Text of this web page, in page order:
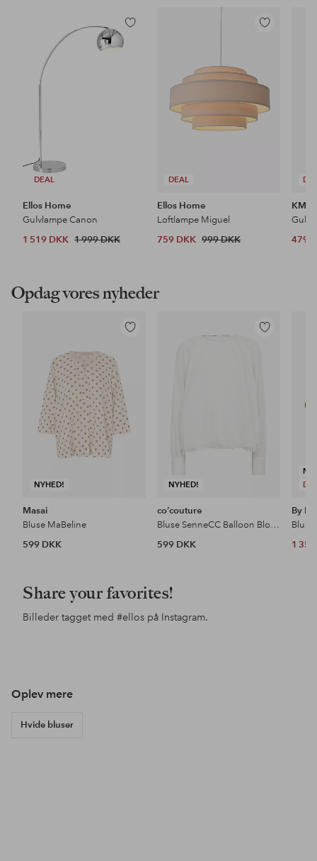
DEAL
Tilføj
til
Ellos Home
Gulvlampe Canon
1 519 DKK 1 999 DKK
DEAL
Tilføj
Ellos Home
Loftlampe Miguel
759 DKK 999 DKK
KM
479
Opdag vores nyheder
NYHED!
Tilføj
Masai
Bluse MaBeline
599 DKK
NYHED!
Tilføj
co’couture
Bluse SenneCC Balloon Blouse
599 DKK
By
1
Share your favorites!
Billeder tagget med #ellos på Instagram.
Oplev mere
Hvide bluser